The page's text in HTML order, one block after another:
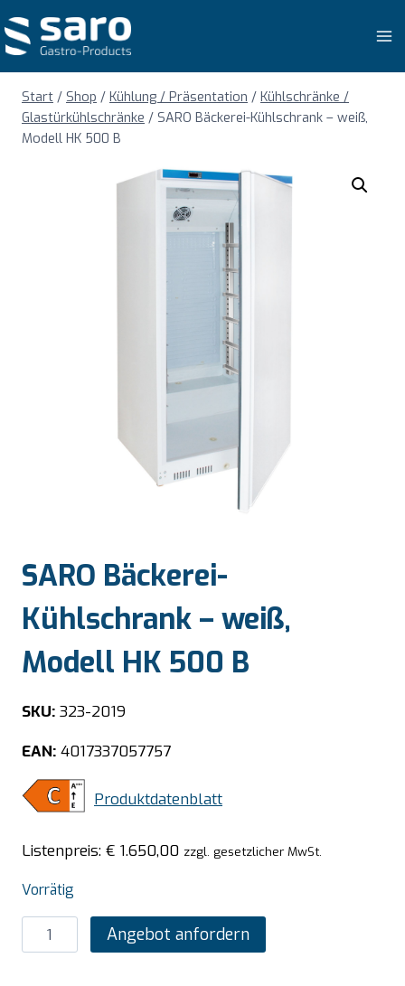
Inhalt
springen
Start / Shop / Kühlung / Präsentation / Kühlschränke /
Glastürkühlschränke / SARO Bäckerei-Kühlschrank – weiß,
Modell HK 500 B
SARO Bäckerei-
Kühlschrank – weiß,
Modell HK 500 B
SKU: 323-2019
EAN: 4017337057757
Produktdatenblatt
Listenpreis: € 1.650,00 zzgl. gesetzlicher MwSt.
Vorrätig
SARO
Bäckerei-
Angebot anfordern